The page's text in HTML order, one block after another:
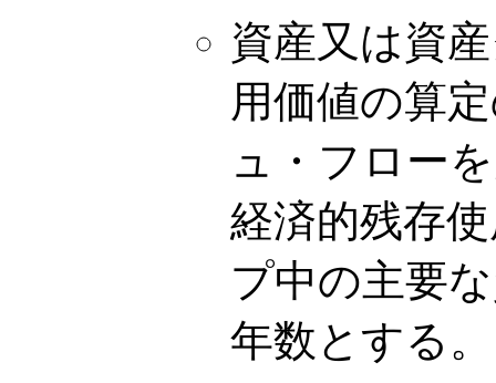
資産又は資
用価値の算
ュ・フロー
経済的残存
プ中の主要
年数とする。